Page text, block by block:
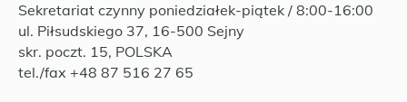
Sekretariat czynny poniedziałek-piątek / 8:00-16:00
ul. Piłsudskiego 37, 16-500 Sejny
skr. poczt. 15, POLSKA
tel./fax +48 87 516 27 65